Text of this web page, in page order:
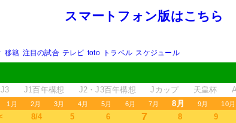
スマートフォン版はこちら
移籍 注目の試合 テレビ toto トラベル スケジュール
J3 J1百年構想 J2・J3百年構想 Jカップ 天皇杯
1月 2月 3月 4月 5月 6月 7月 8月 9月 10月
8/4 5 6 7 8 9